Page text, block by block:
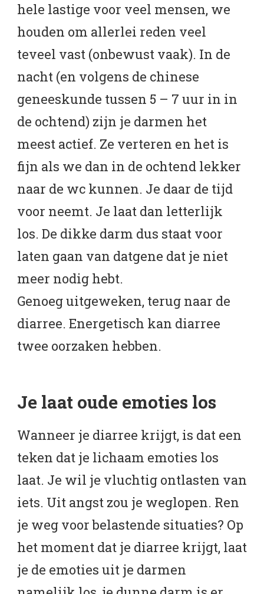
hele lastige voor veel mensen, we
houden om allerlei reden veel
teveel vast (onbewust vaak). In de
nacht (en volgens de chinese
geneeskunde tussen 5 – 7 uur in in
de ochtend) zijn je darmen het
meest actief. Ze verteren en het is
fijn als we dan in de ochtend lekker
naar de wc kunnen. Je daar de tijd
voor neemt. Je laat dan letterlijk
los. De dikke darm dus staat voor
laten gaan van datgene dat je niet
meer nodig hebt.
Genoeg uitgeweken, terug naar de
diarree. Energetisch kan diarree
twee oorzaken hebben.
Je laat oude emoties los
Wanneer je diarree krijgt, is dat een
teken dat je lichaam emoties los
laat. Je wil je vluchtig ontlasten van
iets. Uit angst zou je weglopen. Ren
je weg voor belastende situaties? Op
het moment dat je diarree krijgt, laat
je de emoties uit je darmen